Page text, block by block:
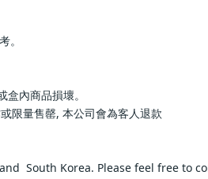
再三思考。
、盒損或盒內商品損壞。
制作或限量售罄, 本公司會為客人
and  South Korea. Please